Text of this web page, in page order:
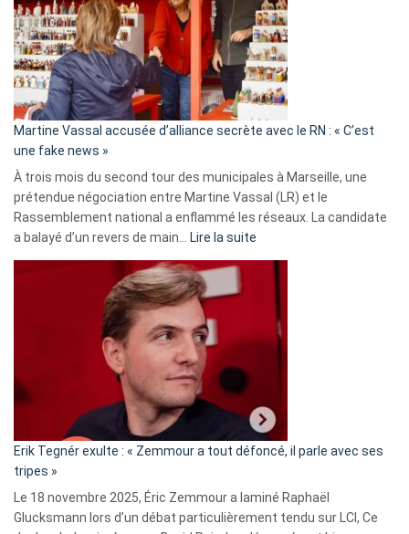
Algérie
Martine Vassal accusée d’alliance secrète avec le RN : « C’est
une fake news »
À trois mois du second tour des municipales à Marseille, une
prétendue négociation entre Martine Vassal (LR) et le
Rassemblement national a enflammé les réseaux. La candidate
a balayé d’un revers de main…
Lire la suite
d’alliance
secrète
«
C’est
fake
news
Erik Tegnér exulte : « Zemmour a tout défoncé, il parle avec ses
tripes »
Le 18 novembre 2025, Éric Zemmour a laminé Raphaël
Glucksmann lors d’un débat particulièrement tendu sur LCI, Ce